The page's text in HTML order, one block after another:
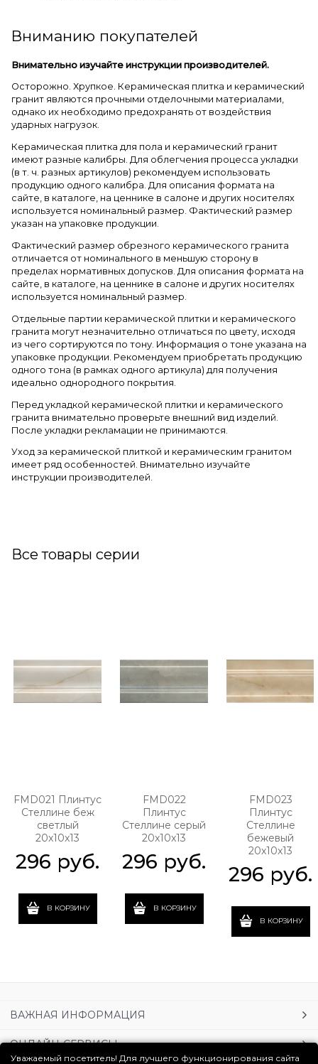
Вниманию покупателей
Внимательно изучайте инструкции производителей.
Осторожно. Хрупкое. Керамическая плитка и керамический
гранит являются прочными отделочными материалами,
однако их необходимо предохранять от воздействия
ударных нагрузок.
Керамическая плитка для пола и керамический гранит
имеют разные калибры. Для облегчения процесса укладки
(в т. ч. разных артикулов) рекомендуем использовать
продукцию одного калибра. Для описания формата на
сайте, в каталоге, на ценнике в салоне и других носителях
используется номинальный размер. Фактический размер
указан на упаковке продукции.
Фактический размер обрезного керамического гранита
отличается от номинального в меньшую сторону в
пределах нормативных допусков. Для описания формата на
сайте, в каталоге, на ценнике в салоне и других носителях
используется номинальный размер.
Отдельные партии керамической плитки и керамического
гранита могут незначительно отличаться по цвету, исходя
из чего сортируются по тону. Информация о тоне указана на
упаковке продукции. Рекомендуем приобретать продукцию
одного тона (в рамках одного артикула) для получения
идеально однородного покрытия.
Перед укладкой керамической плитки и керамического
гранита внимательно проверьте внешний вид изделий.
После укладки рекламации не принимаются.
Уход за керамической плиткой и керамическим гранитом
имеет ряд особенностей. Внимательно изучайте
инструкции производителей.
Все товары серии
FMD021 Плинтус
Стеллине беж
светлый
20x10x13
296 руб.
В КОРЗИНУ
FMD022
Плинтус
Стеллине серый
20x10x13
296 руб.
В КОРЗИНУ
FMD023
Плинтус
Стеллине
бежевый
20x10x13
296 руб.
В КОРЗИНУ
ВАЖНАЯ ИНФОРМАЦИЯ
ОНЛАЙН-СЕРВИСЫ
Уважаемый посетитель! Для лучшего функционирования сайта